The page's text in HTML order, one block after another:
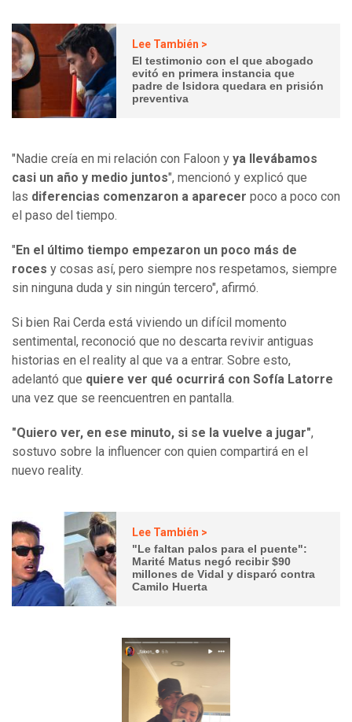
Lee También >
El testimonio con el que abogado
evitó en primera instancia que
padre de Isidora quedara en prisión
preventiva
"Nadie creía en mi relación con Faloon y ya llevábamos
casi un año y medio juntos", mencionó y explicó que
las diferencias comenzaron a aparecer poco a poco con
el paso del tiempo.
" En el último tiempo empezaron un poco más de
roces y cosas así, pero siempre nos respetamos, siempre
sin ninguna duda y sin ningún tercero", afirmó.
Si bien Rai Cerda está viviendo un difícil momento
sentimental, reconoció que no descarta revivir antiguas
historias en el reality al que va a entrar. Sobre esto,
adelantó que quiere ver qué ocurrirá con Sofía Latorre
una vez que se reencuentren en pantalla.
"Quiero ver, en ese minuto, si se la vuelve a jugar",
sostuvo sobre la influencer con quien compartirá en el
nuevo reality.
Lee También >
"Le faltan palos para el puente":
Marité Matus negó recibir $90
millones de Vidal y disparó contra
Camilo Huerta